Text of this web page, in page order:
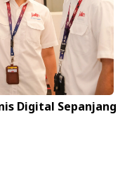
Digital Sepanjang